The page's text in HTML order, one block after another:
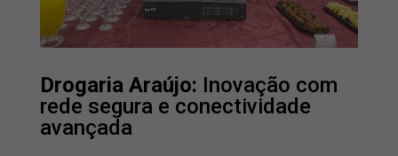
Drogaria Araújo: Inovação com
rede segura e conectividade
avançada